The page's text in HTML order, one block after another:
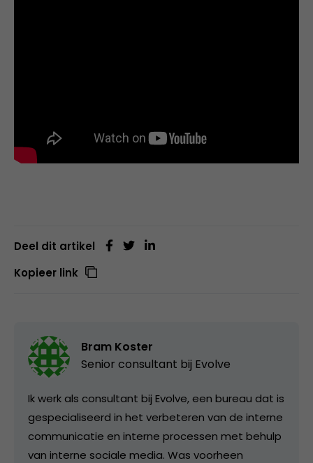
Deel dit artikel
Kopieer link
Bram Koster
Senior consultant bij Evolve
Ik werk als consultant bij Evolve, een bureau dat is
gespecialiseerd in het verbeteren van de interne
communicatie en interne processen met behulp
van interne sociale media. Was voorheen